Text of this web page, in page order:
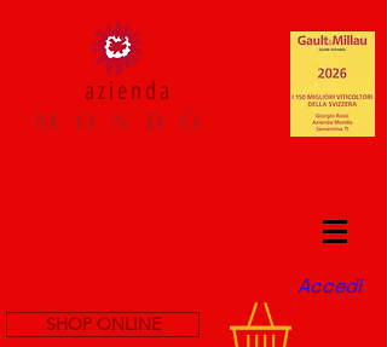
M O N D Ò
azienda
Accedi
SHOP ONLINE